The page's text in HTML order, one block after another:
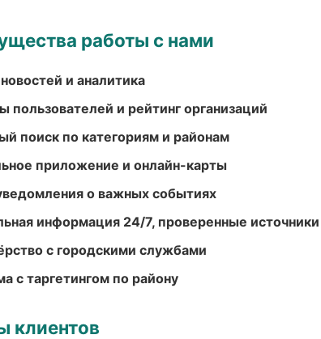
работы с нами
и аналитика
пользователей и рейтинг организаций
поиск по категориям и районам
приложение и онлайн-карты
о важных событиях
информация 24/7, проверенные источники
с городскими службами
с таргетингом по району
клиентов